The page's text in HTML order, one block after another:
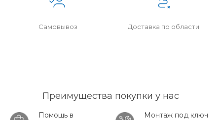
Самовывоз Доставка по области
Преимущества покупки у нас
Помощь в
Монтаж под ключ